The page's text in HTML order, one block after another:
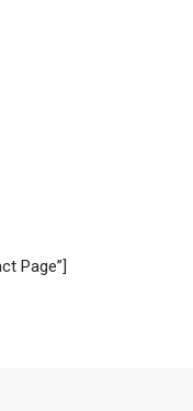
Page”]